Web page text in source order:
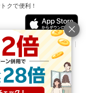
クで便利！
リリース情報
利用規約
ビス一覧 アプリ一覧